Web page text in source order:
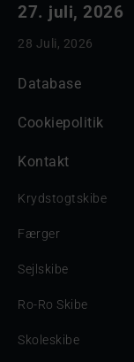
27. juli, 2026
28 Juli, 2026
Database
Cookiepolitik
Kontakt
Krydstogtskibe
Færger
Sejlskibe
Ro-Ro Skibe
Skoleskibe